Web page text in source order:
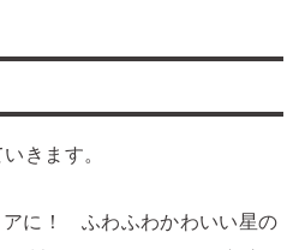
きます。